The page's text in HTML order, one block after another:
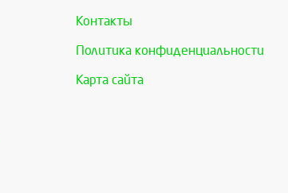
Контакты
Политика конфиденциальности
Карта сайта